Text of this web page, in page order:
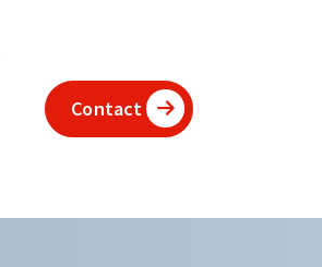
Contact